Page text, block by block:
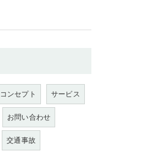
コンセプト サービス
お問い合わせ
交通事故